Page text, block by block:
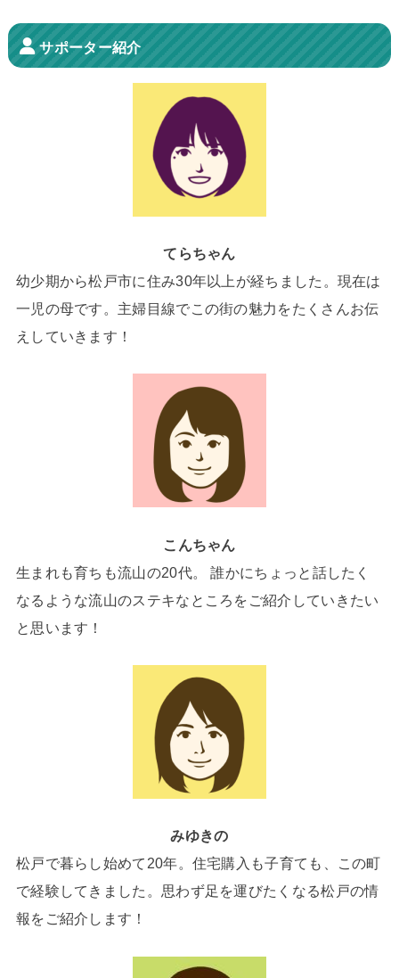
サポーター紹介
てらちゃん
幼少期から松戸市に住み30年以上が経ちました。現在は
一児の母です。主婦目線でこの街の魅力をたくさんお伝
えしていきます！
こんちゃん
生まれも育ちも流山の20代。 誰かにちょっと話したく
なるような流山のステキなところをご紹介していきたい
と思います！
みゆきの
松戸で暮らし始めて20年。住宅購入も子育ても、この町
で経験してきました。思わず足を運びたくなる松戸の情
報をご紹介します！